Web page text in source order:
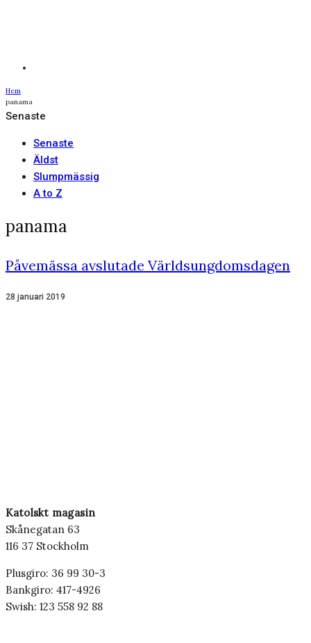
Hem
panama
Senaste
Senaste
Äldst
Slumpmässig
A to Z
panama
Påvemässa avslutade Världsungdomsdagen
28 januari 2019
Katolskt magasin
Skånegatan 63
116 37 Stockholm
Plusgiro: 36 99 30-3
Bankgiro: 417-4926
Swish: 123 558 92 88